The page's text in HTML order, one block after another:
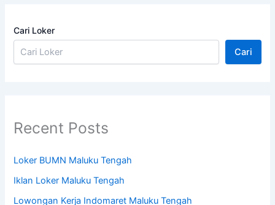
Cari Loker
Cari
Recent Posts
Loker BUMN Maluku Tengah
Iklan Loker Maluku Tengah
Lowongan Kerja Indomaret Maluku Tengah